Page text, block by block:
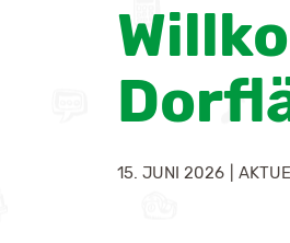
15. JUNI 2026